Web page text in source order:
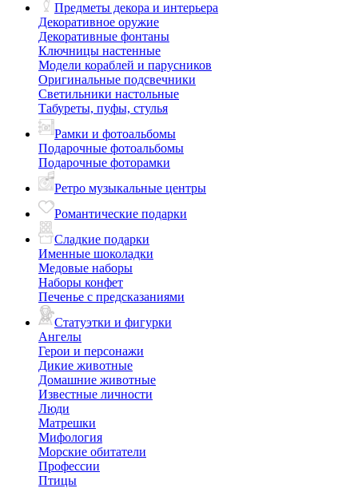
Предметы декора и интерьера
Декоративное оружие
Декоративные фонтаны
Ключницы настенные
Модели кораблей и парусников
Оригинальные подсвечники
Светильники настольные
Табуреты, пуфы, стулья
Рамки и фотоальбомы
Подарочные фотоальбомы
Подарочные фоторамки
Ретро музыкальные центры
Романтические подарки
Сладкие подарки
Именные шоколадки
Медовые наборы
Наборы конфет
Печенье с предсказаниями
Статуэтки и фигурки
Ангелы
Герои и персонажи
Дикие животные
Домашние животные
Известные личности
Люди
Матрешки
Мифология
Морские обитатели
Профессии
Птицы